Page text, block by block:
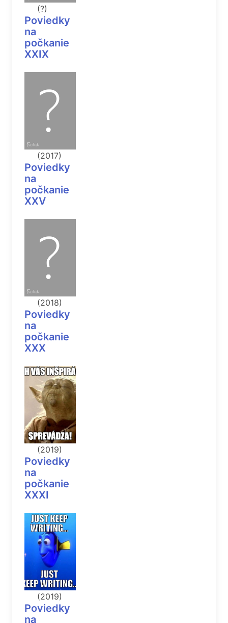
(?)
Poviedky
na
počkanie
XXIX
(2017)
Poviedky
na
počkanie
XXV
(2018)
Poviedky
na
počkanie
XXX
(2019)
Poviedky
na
počkanie
XXXI
(2019)
Poviedky
na